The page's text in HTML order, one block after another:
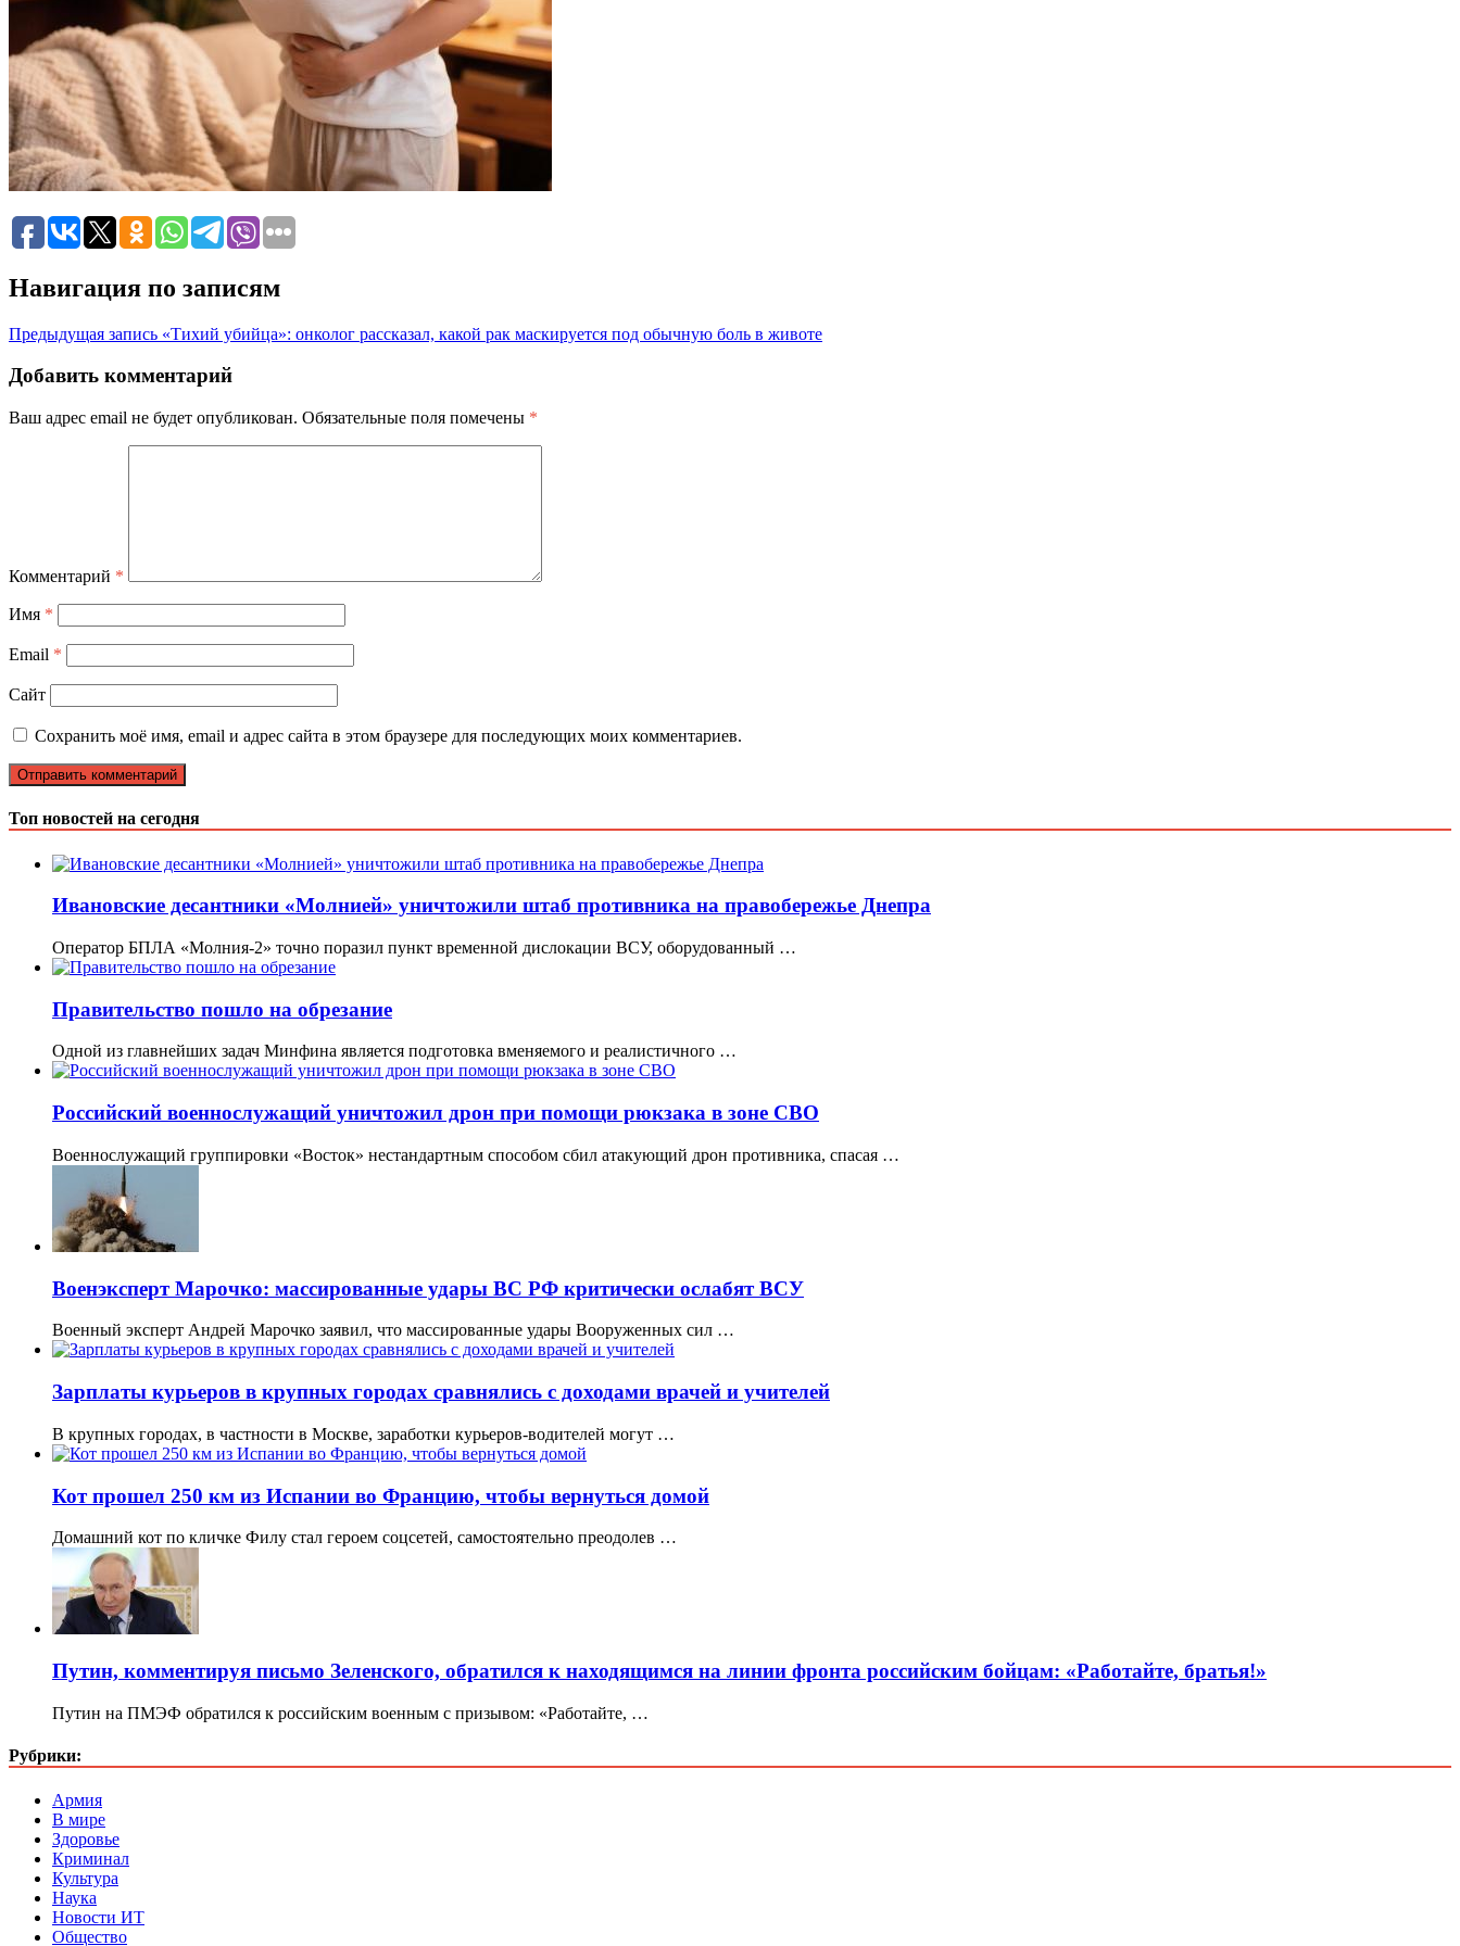
Навигация по записям
Предыдущая запись «Тихий убийца»: онколог рассказал, какой рак маскируется под обычную боль в животе
Добавить комментарий
Ваш адрес email не будет опубликован. Обязательные поля помечены *
Комментарий *
Имя *
Email *
Сайт
Сохранить моё имя, email и адрес сайта в этом браузере для последующих моих комментариев.
Топ новостей на сегодня
Ивановские десантники «Молнией» уничтожили штаб противника на правобережье Днепра
Оператор БПЛА «Молния-2» точно поразил пункт временной дислокации ВСУ, оборудованный …
Правительство пошло на обрезание
Одной из главнейших задач Минфина является подготовка вменяемого и реалистичного …
Российский военнослужащий уничтожил дрон при помощи рюкзака в зоне СВО
Военнослужащий группировки «Восток» нестандартным способом сбил атакующий дрон противника, спасая …
Военэксперт Марочко: массированные удары ВС РФ критически ослабят ВСУ
Военный эксперт Андрей Марочко заявил, что массированные удары Вооруженных сил …
Зарплаты курьеров в крупных городах сравнялись с доходами врачей и учителей
В крупных городах, в частности в Москве, заработки курьеров-водителей могут …
Кот прошел 250 км из Испании во Францию, чтобы вернуться домой
Домашний кот по кличке Филу стал героем соцсетей, самостоятельно преодолев …
Путин, комментируя письмо Зеленского, обратился к находящимся на линии фронта российским бойцам: «Работайте, братья!»
Путин на ПМЭФ обратился к российским военным с призывом: «Работайте, …
Рубрики:
Армия
В мире
Здоровье
Криминал
Культура
Наука
Новости ИТ
Общество